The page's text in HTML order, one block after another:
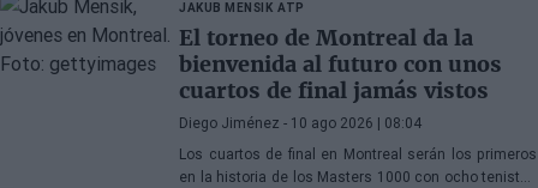
Learner Tien.
JAKUB MENSIK ATP
El torneo de Montreal da la
bienvenida al futuro con unos
cuartos de final jamás vistos
Diego Jiménez - 10 ago 2026 | 08:04
Los cuartos de final en Montreal serán los primeros
en la historia de los Masters 1000 con ocho tenistas